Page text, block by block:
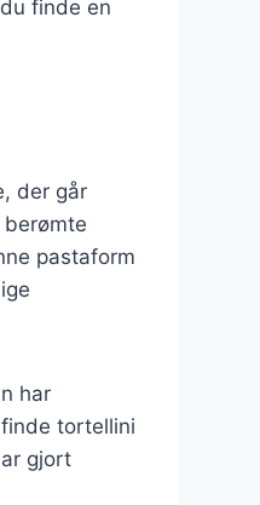
finde en
der går
pastaform
har
tortellini
gjort